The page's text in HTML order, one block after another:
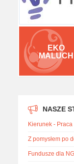
EKO
MALUCH
NASZE
Kierunek - Praca
Z pomysłem po
Fundusze dla